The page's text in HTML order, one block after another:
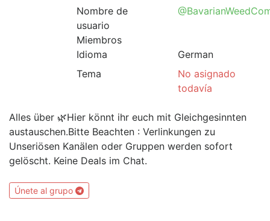
Nombre de
usuario
Miembros
Idioma
German
Tema
No asignado
todavía
Alles über 🌿Hier könnt ihr euch mit Gleichgesinnten
austauschen.Bitte Beachten : Verlinkungen zu
Unseriösen Kanälen oder Gruppen werden sofort
gelöscht. Keine Deals im Chat.
Únete al grupo